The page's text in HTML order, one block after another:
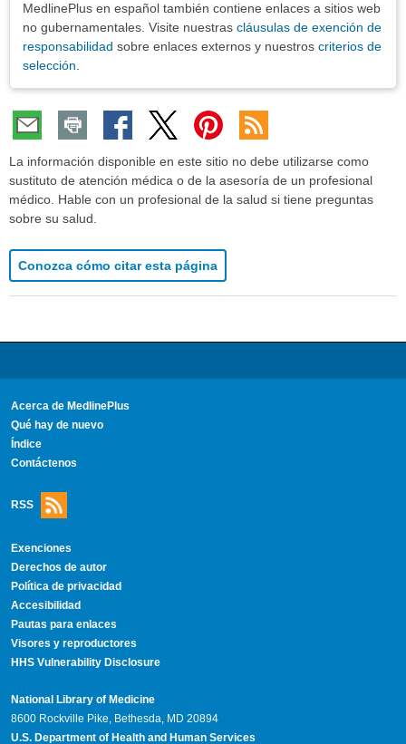
MedlinePlus en español también contiene enlaces a sitios web
no gubernamentales. Visite nuestras cláusulas de exención de
responsabilidad sobre enlaces externos y nuestros criterios de
selección
La información disponible en este sitio no debe utilizarse como
sustituto de atención médica o de la asesoría de un profesional
médico. Hable con un profesional de la salud si tiene preguntas
sobre su salud.
Conozca cómo citar esta página
Acerca de MedlinePlus
Qué hay de nuevo
Índice
Contáctenos
RSS
Exenciones
Derechos de autor
Política de privacidad
Accesibilidad
Pautas para enlaces
Visores y reproductores
HHS Vulnerability Disclosure
National Library of Medicine
8600 Rockville Pike, Bethesda, MD 20894
U.S. Department of Health and Human Services